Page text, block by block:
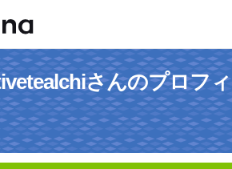
さんのプロフ